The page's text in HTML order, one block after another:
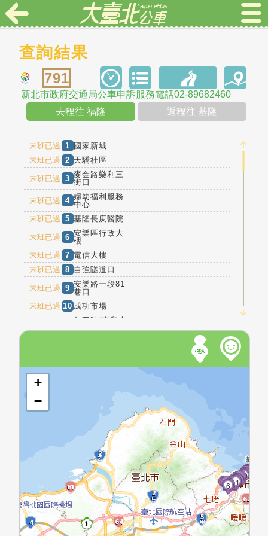
查詢結果
791
新北市政府交通局公車申訴服務電話02-89682460
去程往 福隆
返程往 基隆
末班已過 1 國家新城
末班已過
2 天驕社區
末班已過 3 麥金路樂利三
街口
末班已過 4 婦幼福利服務
中心
末班已過
5 基隆長庚醫院
末班已過 6 安樂區行政大
樓
末班已過
7 電信大樓
末班已過
8 自強隧道口
末班已過 9 安樂路一段81
巷口
末班已過 10 成功市場
仁五路(東和大
樓)
末班已過
末班已過
末班已過
市政府(柯達飯
信五路口
末班已過
18
就業中心
末班已過
北屋新城
20榮民服務處
末班已過 21正榮街口
末班已過 22
公教住宅
末班已過 23
海調處
末班已過 24 中濱里
開啟地圖
123
45
6789
10
11
12
13
14
15
16
17
18
1920
21
22
23
24
25
26
27
282930
+
−